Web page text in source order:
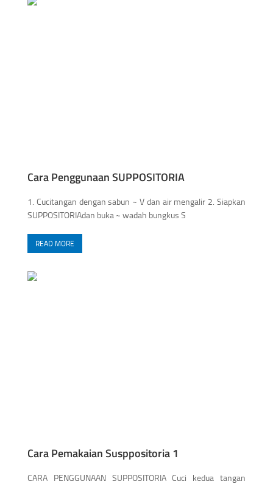
Cara Penggunaan SUPPOSITORIA
1. Cucitangan dengan sabun ~ V dan air mengalir 2. Siapkan
SUPPOSITORIAdan buka ~ wadah bungkus S
READ MORE
Cara Pemakaian Susppositoria 1
CARA PENGGUNAAN SUPPOSITORIA Cuci kedua tangan